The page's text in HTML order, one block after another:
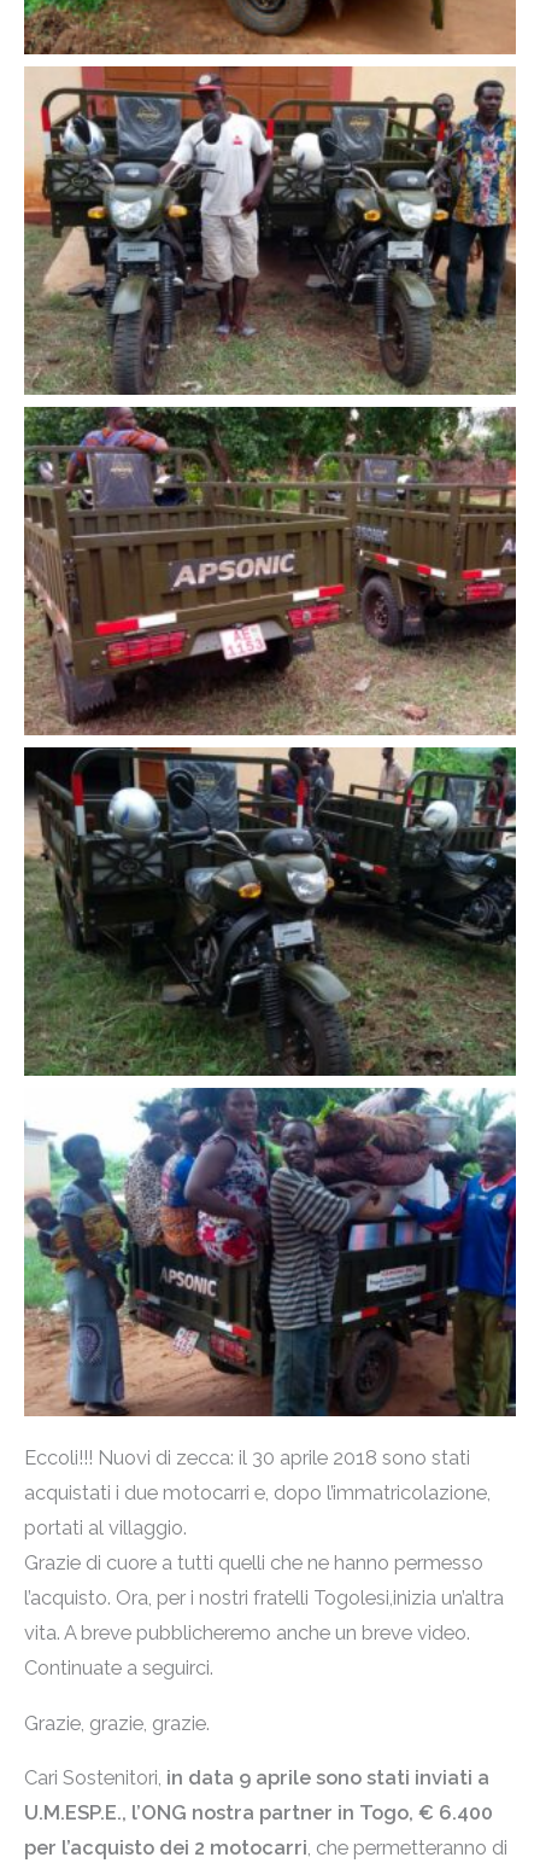
Eccoli!!! Nuovi di zecca: il 30 aprile 2018 sono stati
acquistati i due motocarri e, dopo l’immatricolazione,
portati al villaggio.
Grazie di cuore a tutti quelli che ne hanno permesso
l’acquisto. Ora, per i nostri fratelli Togolesi,inizia un’altra
vita. A breve pubblicheremo anche un breve video.
Continuate a seguirci.
Grazie, grazie, grazie.
Cari Sostenitori, in data 9 aprile sono stati inviati a
U.M.ESP.E., l’ONG nostra partner in Togo, € 6.400
per l’acquisto dei 2 motocarri, che permetteranno di